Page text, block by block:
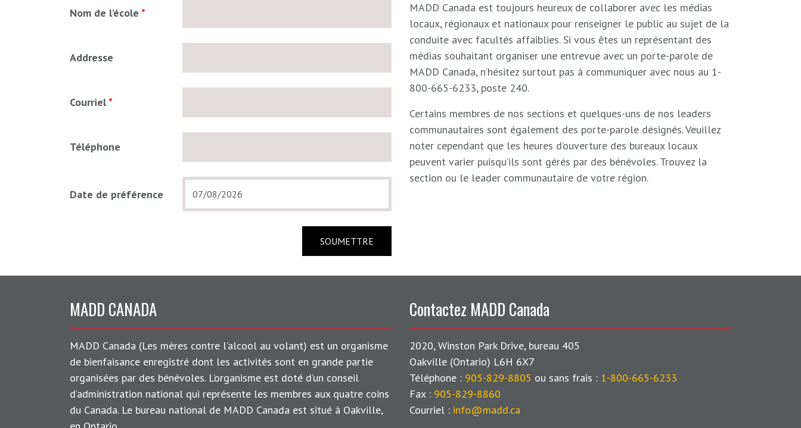
Nom de l’école *
Addresse
Courriel*
Téléphone
Date de préférence
MADD Canada est toujours heureux de collaborer avec les médias
locaux, régionaux et nationaux pour renseigner le public au sujet de la
conduite avec facultés affaiblies. Si vous êtes un représentant des
médias souhaitant organiser une entrevue avec un porte-parole de
MADD Canada, n’hésitez surtout pas à communiquer avec nous au 1-
800-665-6233, poste 240.
Certains membres de nos sections et quelques-uns de nos leaders
communautaires sont également des porte-parole désignés. Veuillez
noter cependant que les heures d’ouverture des bureaux locaux
peuvent varier puisqu’ils sont gérés par des bénévoles. Trouvez la
section ou le leader communautaire de votre région.
MADD CANADA
MADD Canada (Les mères contre l’alcool au volant) est un organisme
de bienfaisance enregistré dont les activités sont en grande partie
organisées par des bénévoles. L’organisme est doté d’un conseil
d’administration national qui représente les membres aux quatre coins
du Canada. Le bureau national de MADD Canada est situé à Oakville,
Contactez MADD Canada
2020, Winston Park Drive, bureau 405
Oakville (Ontario) L6H 6X7
Téléphone : 905-829-8805 ou sans frais : 1-800-665-6233
Fax : 905-829-8860
Courriel : info@madd.ca